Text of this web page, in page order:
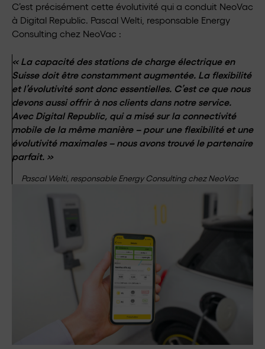
C’est précisément cette évolutivité qui a conduit NeoVac
à Digital Republic. Pascal Welti, responsable Energy
Consulting chez NeoVac :
« La capacité des stations de charge électrique en
Suisse doit être constamment augmentée. La flexibilité
et l’évolutivité sont donc essentielles. C’est ce que nous
devons aussi offrir à nos clients dans notre service.
Avec Digital Republic, qui a misé sur la connectivité
mobile de la même manière – pour une flexibilité et une
évolutivité maximales – nous avons trouvé le partenaire
parfait. »
Pascal Welti, responsable Energy Consulting chez NeoVac